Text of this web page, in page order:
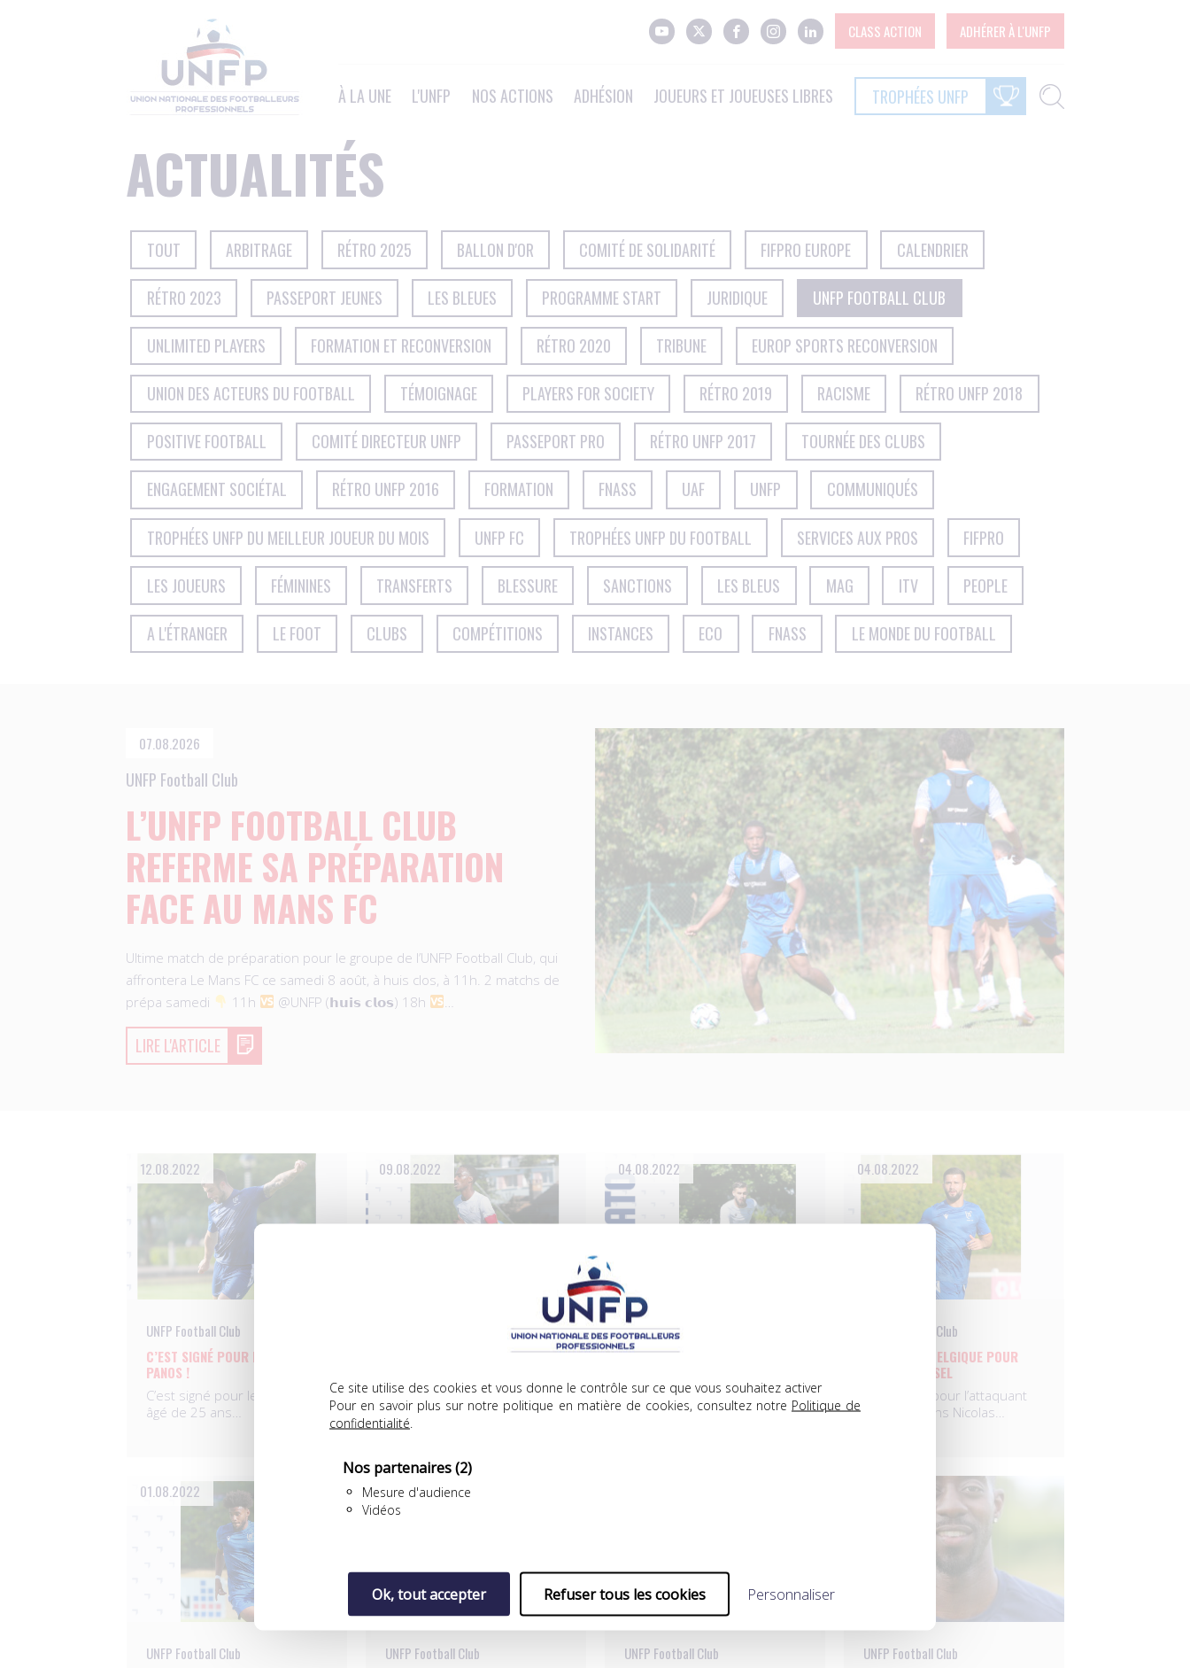
Ce site utilise des cookies et vous donne le contrôle sur ce que vous souhaitez activer
Pour en savoir plus sur notre politique en matière de cookies, consultez notre Politique de
confidentialité
Nos partenaires(2)
Mesure d'audience
Vidéos
Ok, tout accepter Refuser tous les cookies Personnaliser
CLASS ACTION ADHÉRER À L'UNFP
À LA UNE L'UNFP NOS ACTIONS ADHÉSION JOUEURS ET JOUEUSES LIBRES TROPHÉES UNFP
ACTUALITÉS
TOUT ARBITRAGE RÉTRO 2025 BALLON D'OR COMITÉ DE SOLIDARITÉ FIFPRO EUROPE CALENDRIER
RÉTRO 2023 PASSEPORT JEUNES LES BLEUES PROGRAMME START JURIDIQUE UNFP FOOTBALL CLUB
UNLIMITED PLAYERS FORMATION ET RECONVERSION RÉTRO 2020 TRIBUNE EUROP SPORTS RECONVERSION
UNION DES ACTEURS DU FOOTBALL TÉMOIGNAGE PLAYERS FOR SOCIETY RÉTRO 2019 RACISME RÉTRO UNFP 2018
POSITIVE FOOTBALL COMITÉ DIRECTEUR UNFP PASSEPORT PRO RÉTRO UNFP 2017 TOURNÉE DES CLUBS
ENGAGEMENT SOCIÉTAL RÉTRO UNFP 2016 FORMATION FNASS UAF UNFP COMMUNIQUÉS
TROPHÉES UNFP DU MEILLEUR JOUEUR DU MOIS UNFP FC TROPHÉES UNFP DU FOOTBALL SERVICES AUX PROS FIFPRO
LES JOUEURS FÉMININES TRANSFERTS BLESSURE SANCTIONS LES BLEUS MAG ITV PEOPLE
A L'ÉTRANGER LE FOOT CLUBS COMPÉTITIONS INSTANCES ECO FNASS LE MONDE DU FOOTBALL
07.08.2026
UNFP Football Club
L’UNFP FOOTBALL CLUB
REFERME SA PRÉPARATION
FACE AU MANS FC
Ultime match de préparation pour le groupe de l’UNFP Football Club, qui
affrontera Le Mans FC ce samedi 8 août, à huis clos, à 11h. 2 matchs de
prépa samedi
11h @UNFP (𝗵𝘂𝗶𝘀 𝗰𝗹𝗼𝘀) 18h
LIRE L'ARTICLE
12.08.2022
UNFP Football Club
C’EST SIGNÉ POUR MICKAËL
PANOS !
C’est signé pour le défenseur
âgé de 25 ans…
09.08.2022
MICHEL ESPINOSA À VIRTON !
C’est signé pour le milieu
défensif de 28 ans…
04.08.2022
UNFP Football Club
THÉO BARBET ET BAPTISTE
Après Ihsan Sacko et Nicolas
Rajsel, deux nouveaux
04.08.2022
UNFP Football Club
RETOUR EN BELGIQUE POUR
NICOLAS RAJSEL
C’est signé pour l’attaquant
âgé de 29 ans Nicolas…
01.08.2022
UNFP Football Club
28.07.2022
UNFP Football Club
UNFP Football Club
UNFP Football Club